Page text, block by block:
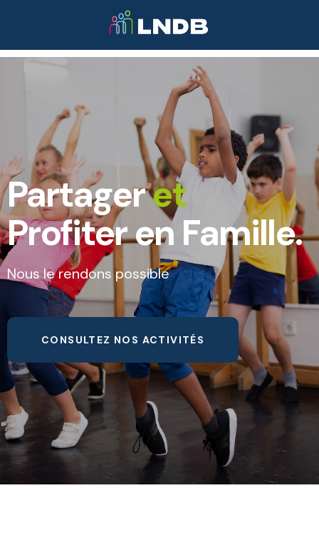
Partageret
Profiter en Famille.
Nous le rendons possible
CONSULTEZ NOS ACTIVITÉS